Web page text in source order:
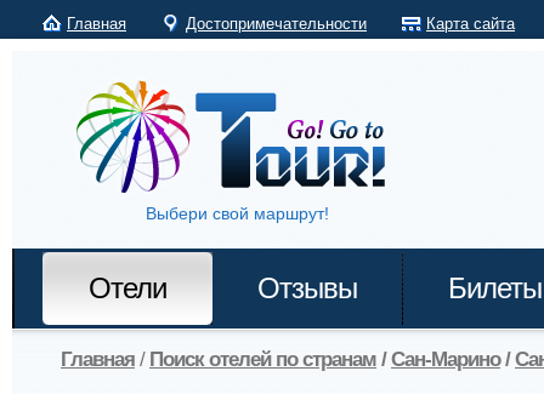
Главная Достопримечательности Карта сайта
Выбери свой маршрут!
Отели Отзывы Билеты
Главная / Поиск отелей по странам /Сан-Марино/